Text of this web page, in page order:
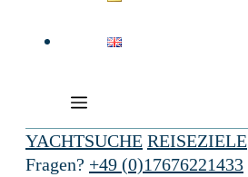
YACHTSUCHE REISEZIELE
Fragen? +49 (0)17676221433